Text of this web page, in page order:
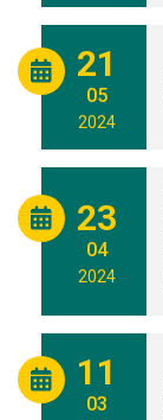
21
05
2024
23
04
2024
11
03